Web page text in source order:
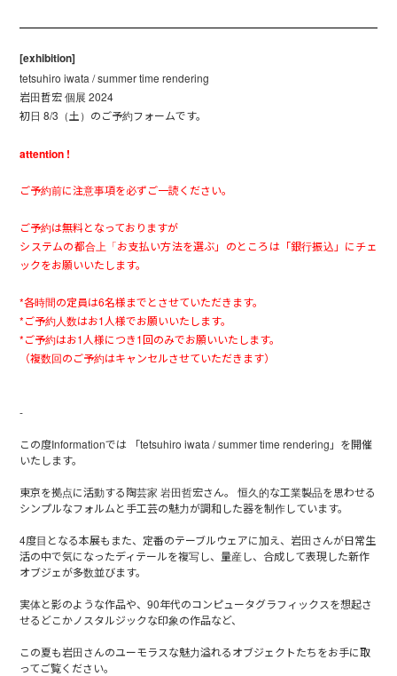
[exhibition]
tetsuhiro iwata / summer time rendering
岩田哲宏 個展 2024
初日 8/3（土）のご予約フォームです。
attention !
ご予約前に注意事項を必ずご一読ください。
ご予約は無料となっておりますが
システムの都合上「お支払い方法を選ぶ」のところは「銀行振込」にチェ
ックをお願いいたします。
*各時間の定員は6名様までとさせていただきます。
*ご予約人数はお1人様でお願いいたします。
*ご予約はお1人様につき1回のみでお願いいたします。
（複数回のご予約はキャンセルさせていただきます）
-
この度Informationでは 「tetsuhiro iwata / summer time rendering」を開催
いたします。
東京を拠点に活動する陶芸家 岩田哲宏さん。 恒久的な工業製品を思わせる
シンプルなフォルムと手工芸の魅力が調和した器を制作しています。
4度目となる本展もまた、定番のテーブルウェアに加え、岩田さんが日常生
活の中で気になったディテールを複写し、量産し、合成して表現した新作
オブジェが多数並びます。
実体と影のような作品や、90年代のコンピュータグラフィックスを想起さ
せるどこかノスタルジックな印象の作品など、
この夏も岩田さんのユーモラスな魅力溢れるオブジェクトたちをお手に取
ってご覧ください。